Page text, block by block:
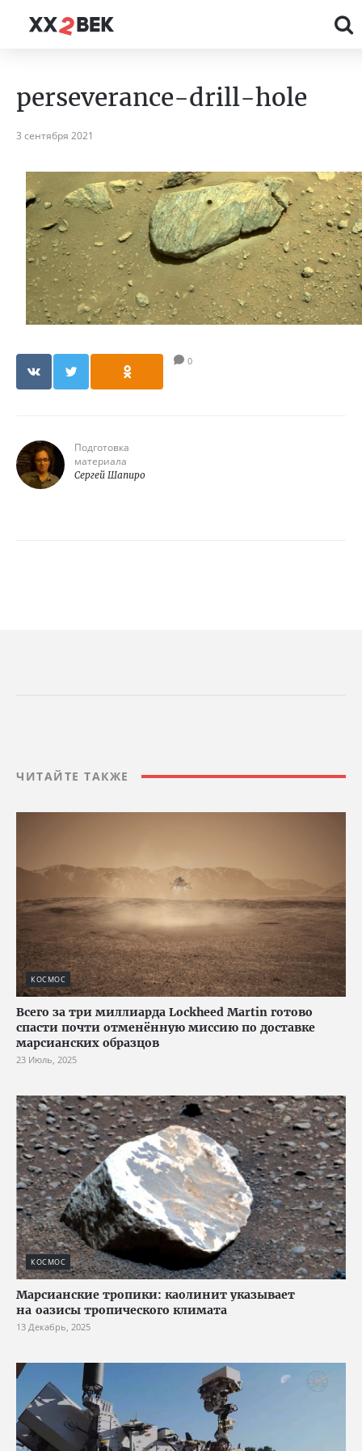
perseverance-drill-hole
3 сентября 2021
0
Подготовка
материала
Сергей Шапиро
ЧИТАЙТЕ ТАКЖЕ
КОСМОС
Всего за три миллиарда Lockheed Martin готово
спасти почти отменённую миссию по доставке
марсианских образцов
23 Июль, 2025
КОСМОС
Марсианские тропики: каолинит указывает
на оазисы тропического климата
13 Декабрь, 2025